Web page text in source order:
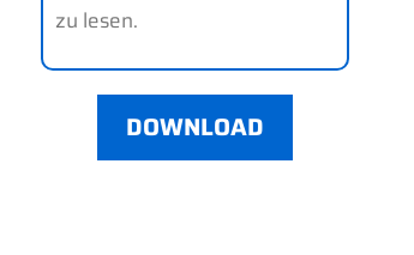
zu lesen.
DOWNLOAD